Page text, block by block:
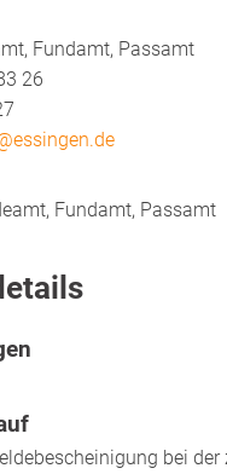
Fundamt, Passamt
26
Fundamt, Passamt
bei